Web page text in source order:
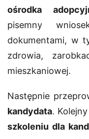
ośrodka
pisemny
dokumentami, w
zdrowia,
mieszkaniowej.
Następnie
kandydata.
szkoleniu dla